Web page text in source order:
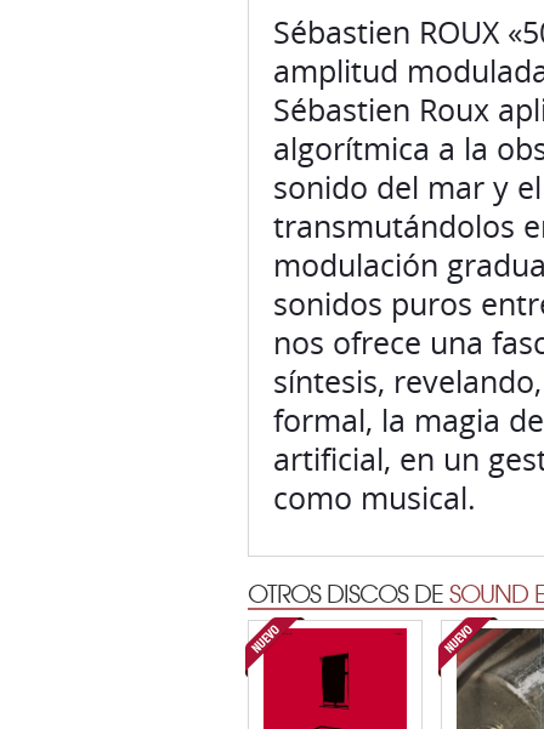
Sébastien ROUX
amplitud
Sébastien Roux
algorítmica a la
sonido del mar y
transmutándolos
modulación
sonidos puros
nos ofrece una
síntesis,
formal, la magia
artificial, en un
como musical.
OTROS DISCOS DESOUND